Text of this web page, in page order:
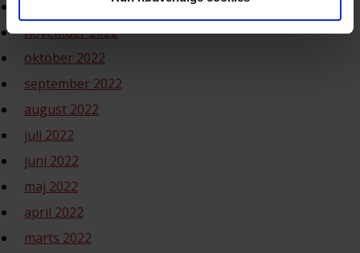
december 2022
november 2022
oktober 2022
september 2022
august 2022
juli 2022
juni 2022
maj 2022
april 2022
marts 2022